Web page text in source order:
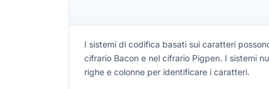
I sistemi di codifica basati sui caratteri
cifrario Bacon e nel cifrario Pigpen. I sistemi
righe e colonne per identificare i caratteri.